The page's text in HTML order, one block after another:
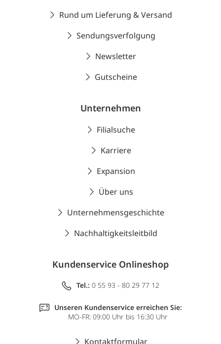
Rund um Lieferung & Versand
Sendungsverfolgung
Newsletter
Gutscheine
Unternehmen
Filialsuche
Karriere
Expansion
Über uns
Unternehmensgeschichte
Nachhaltigkeitsleitbild
Kundenservice Onlineshop
Tel.: 0 55 93 - 80 29 77 12
Unseren Kundenservice erreichen Sie:
MO-FR: 09:00 Uhr bis 16:30 Uhr
Kontaktformular